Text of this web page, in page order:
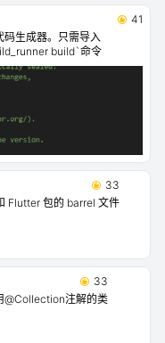
41
生成器。只需导入
build`命令
33
Flutter 包的 barrel 文件
33
@Collection注解的类